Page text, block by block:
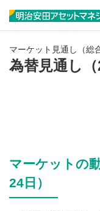
マーケット見通し（総
為替見通し（
マーケットの
24日）